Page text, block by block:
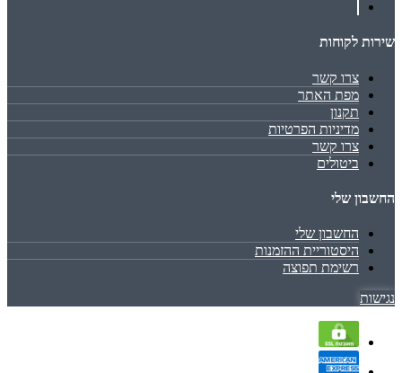
שירות לקוחות
צרו קשר
מפת האתר
תקנון
מדיניות הפרטיות
צרו קשר
ביטולים
החשבון שלי
החשבון שלי
היסטוריית ההזמנות
רשימת תפוצה
נגישות